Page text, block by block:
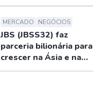
sobre o BRB; entenda
MERCADO NEGÓCIOS
JBS (JBSS32) faz
parceria bilionária para
crescer na Ásia e na
Oceania